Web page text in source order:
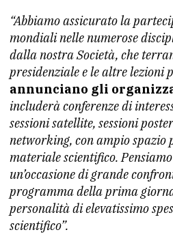
“Abbiamo assicurato la
mondiali nelle numerose
dalla nostra Società, che
presidenziale e le altre lezioni
annunciano gli
includerà conferenze di
sessioni satellite, sessioni
networking, con ampio spazio
materiale scientifico.
un’occasione di grande
programma della prima
personalità di elevatissimo
scientifico”.